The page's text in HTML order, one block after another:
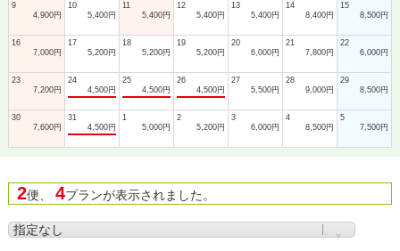
9
4,900円
10
5,400円
11
5,400円
12
5,400円
13
5,400円
14
8,400円
15
8,500円
16
7,000円
17
5,200円
18
5,200円
19
5,200円
20
6,000円
21
7,800円
22
6,000円
23
7,200円
24
4,500円
25
4,500円
26
4,500円
27
5,500円
28
9,000円
29
8,500円
30
7,600円
31
4,500円
1
5,000円
2
5,200円
3
6,000円
4
8,500円
5
7,500円
2便、 4プランが表示されました。